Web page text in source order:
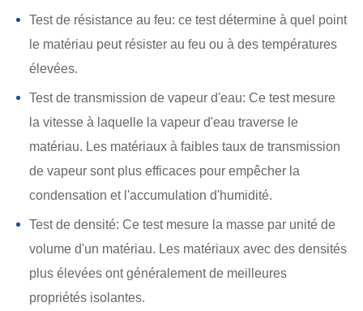
Test de résistance au feu: ce test détermine à quel point
le matériau peut résister au feu ou à des températures
élevées.
Test de transmission de vapeur d'eau: Ce test mesure
la vitesse à laquelle la vapeur d'eau traverse le
matériau. Les matériaux à faibles taux de transmission
de vapeur sont plus efficaces pour empêcher la
condensation et l'accumulation d'humidité.
Test de densité: Ce test mesure la masse par unité de
volume d'un matériau. Les matériaux avec des densités
plus élevées ont généralement de meilleures
propriétés isolantes.